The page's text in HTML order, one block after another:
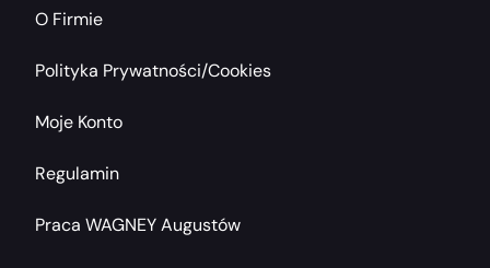
O Firmie
Polityka Prywatności/cookies
Moje Konto
Regulamin
Praca WAGNEY Augustów